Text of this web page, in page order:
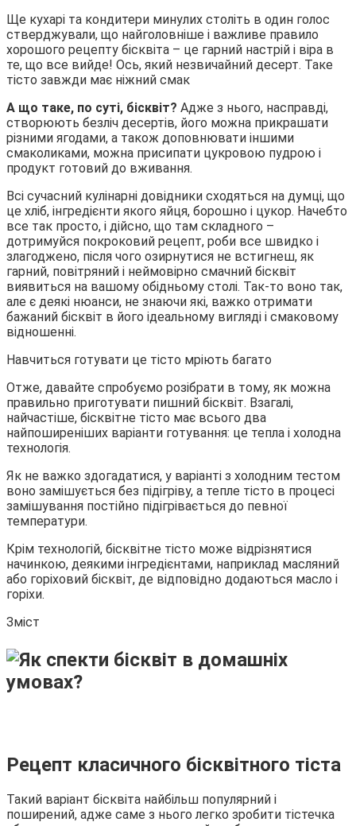
Ще кухарі та кондитери минулих століть в один голос
стверджували, що найголовніше і важливе правило
хорошого рецепту бісквіта – це гарний настрій і віра в
те, що все вийде! Ось, який незвичайний десерт. Таке
тісто завжди має ніжний смак
А що таке, по суті, бісквіт? Адже з нього, насправді,
створюють безліч десертів, його можна прикрашати
різними ягодами, а також доповнювати іншими
смаколиками, можна присипати цукровою пудрою і
продукт готовий до вживання.
Всі сучасний кулінарні довідники сходяться на думці, що
це хліб, інгредієнти якого яйця, борошно і цукор. Начебто
все так просто, і дійсно, що там складного –
дотримуйся покроковий рецепт, роби все швидко і
злагоджено, після чого озирнутися не встигнеш, як
гарний, повітряний і неймовірно смачний бісквіт
виявиться на вашому обідньому столі. Так-то воно так,
але є деякі нюанси, не знаючи які, важко отримати
бажаний бісквіт в його ідеальному вигляді і смаковому
відношенні.
Навчиться готувати це тісто мріють багато
Отже, давайте спробуємо розібрати в тому, як можна
правильно приготувати пишний бісквіт. Взагалі,
найчастіше, бісквітне тісто має всього два
найпоширеніших варіанти готування: це тепла і холодна
технологія.
Як не важко здогадатися, у варіанті з холодним тестом
воно замішується без підігріву, а тепле тісто в процесі
замішування постійно підігрівається до певної
температури.
Крім технологій, бісквітне тісто може відрізнятися
начинкою, деякими інгредієнтами, наприклад масляний
або горіховий бісквіт, де відповідно додаються масло і
горіхи.
Зміст
Рецепт класичного бісквітного тіста
Такий варіант бісквіта найбільш популярний і
поширений, адже саме з нього легко зробити тістечка